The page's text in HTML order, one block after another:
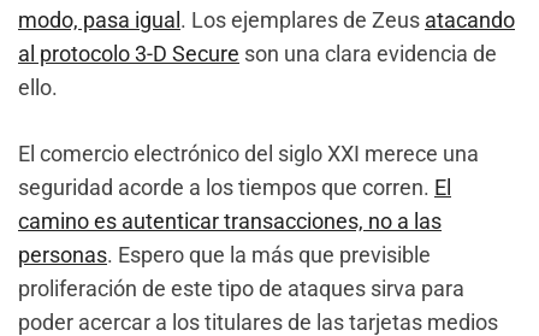
modo, pasa igual . Los ejemplares de Zeus atacando
al protocolo 3-D Secure son una clara evidencia de
ello.
El comercio electrónico del siglo XXI merece una
seguridad acorde a los tiempos que corren. El
camino es autenticar transacciones, no a las
personas. Espero que la más que previsible
proliferación de este tipo de ataques sirva para
poder acercar a los titulares de las tarjetas medios